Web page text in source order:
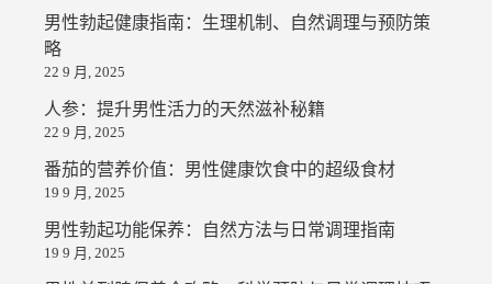
男性勃起健康指南：生理机制、自然调理与预防策
略
22 9 月, 2025
人参：提升男性活力的天然滋补秘籍
22 9 月, 2025
番茄的营养价值：男性健康饮食中的超级食材
19 9 月, 2025
男性勃起功能保养：自然方法与日常调理指南
19 9 月, 2025